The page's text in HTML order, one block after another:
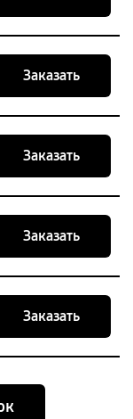
Заказать
Заказать
Заказать
Заказать